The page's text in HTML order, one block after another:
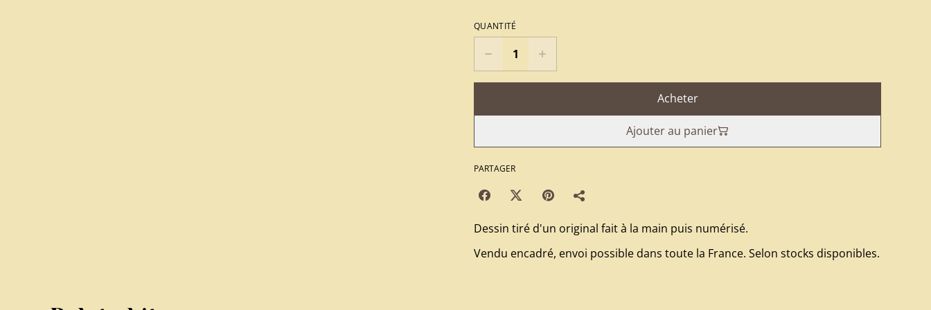
QUANTITÉ
Acheter
Ajouter au panier
PARTAGER
Dessin tiré d'un original fait à la main puis numérisé.
Vendu encadré, envoi possible dans toute la France. Selon stocks disponibles.